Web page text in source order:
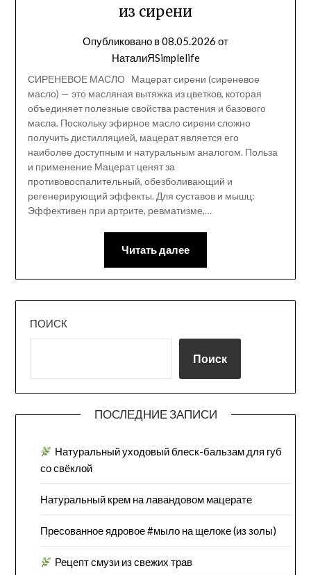
из сирени
Опубликовано в08.05.2026 от
НаталиЯSimplelife
СИРЕНЕВОЕ МАСЛО Мацерат сирени (сиреневое
масло) — это масляная вытяжка из цветков, которая
объединяет полезные свойства растения и базового
масла. Поскольку эфирное масло сирени сложно
получить дистилляцией, мацерат является его
наиболее доступным и натуральным аналогом. Польза
и применение Мацерат ценят за
противовоспалительный, обезболивающий и
регенерирующий эффекты. Для суставов и мышц:
Эффективен при артрите, ревматизме,…
Читать далее
ПОИСК
Поиск
ПОСЛЕДНИЕ ЗАПИСИ
Натуральный уходовый блеск-бальзам для губ
со свёклой
Натуральный крем на лавандовом мацерате
Пресованное ядровое #мыло на щелоке (из золы)
Рецепт смузи из свежих трав